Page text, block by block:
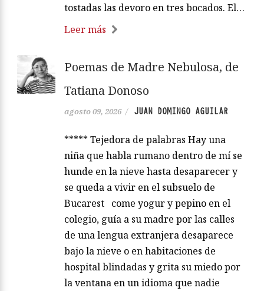
tostadas las devoro en tres bocados. El…
Leer más
Poemas de Madre Nebulosa, de
Tatiana Donoso
agosto 09, 2026 / JUAN DOMINGO AGUILAR
***** Tejedora de palabras Hay una
niña que habla rumano dentro de mí se
hunde en la nieve hasta desaparecer y
se queda a vivir en el subsuelo de
Bucarest come yogur y pepino en el
colegio, guía a su madre por las calles
de una lengua extranjera desaparece
bajo la nieve o en habitaciones de
hospital blindadas y grita su miedo por
la ventana en un idioma que nadie